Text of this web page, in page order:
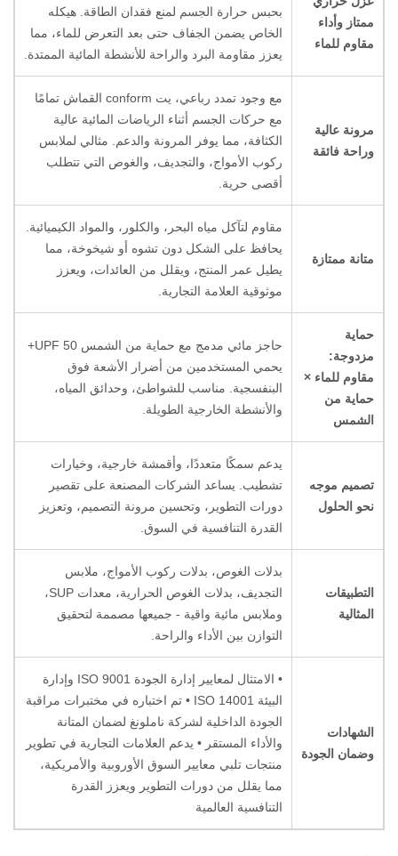
ممتاز وأداء
مقاوم للماء
بحبس حرارة الجسم لمنع فقدان الطاقة. هيكله
الخاص يضمن الجفاف حتى بعد التعرض للماء، مما
يعزز مقاومة البرد والراحة للأنشطة المائية الممتدة.
مرونة عالية
وراحة فائقة
مع وجود تمدد رباعي، يت conform القماش تمامًا
مع حركات الجسم أثناء الرياضات المائية عالية
الكثافة، مما يوفر المرونة والدعم. مثالي لملابس
ركوب الأمواج، والتجديف، والغوص التي تتطلب
أقصى حرية.
متانة ممتازة
مقاوم لتآكل مياه البحر، والكلور، والمواد الكيميائية.
يحافظ على الشكل دون تشوه أو شيخوخة، مما
يطيل عمر المنتج، ويقلل من العائدات، ويعزز
موثوقية العلامة التجارية.
حماية
مزدوجة:
مقاوم للماء ×
حماية من
الشمس
حاجز مائي مدمج مع حماية من الشمس UPF 50+
يحمي المستخدمين من أضرار الأشعة فوق
البنفسجية. مناسب للشواطئ، وحدائق المياه،
والأنشطة الخارجية الطويلة.
تصميم موجه
نحو الحلول
يدعم سمكًا متعددًا، وأقمشة خارجية، وخيارات
تشطيب. يساعد الشركات المصنعة على تقصير
دورات التطوير، وتحسين مرونة التصميم، وتعزيز
القدرة التنافسية في السوق.
التطبيقات
المثالية
بدلات الغوص، بدلات ركوب الأمواج، ملابس
التجديف، بدلات الغوص الحرارية، معدات SUP،
وملابس مائية واقية - جميعها مصممة لتحقيق
التوازن بين الأداء والراحة.
الشهادات
وضمان الجودة
• الامتثال لمعايير إدارة الجودة ISO 9001 وإدارة
البيئة ISO 14001 • تم اختباره في مختبرات مراقبة
الجودة الداخلية لشركة ناملونغ لضمان المتانة
والأداء المستقر • يدعم العلامات التجارية في تطوير
منتجات تلبي معايير السوق الأوروبية والأمريكية،
مما يقلل من دورات التطوير ويعزز القدرة
التنافسية العالمية